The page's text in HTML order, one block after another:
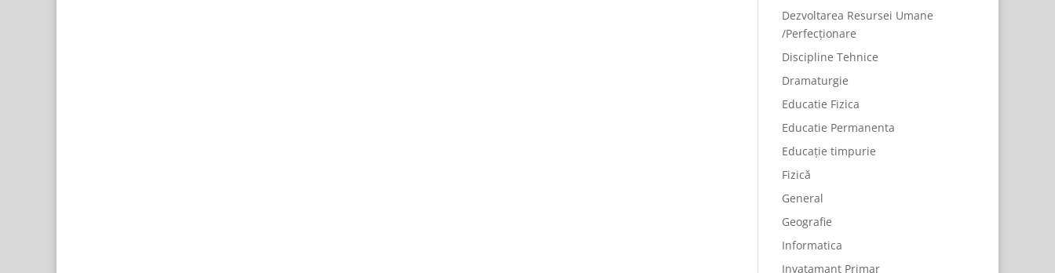
Dezvoltarea Resursei Umane
/Perfecționare
Discipline Tehnice
Dramaturgie
Educatie Fizica
Educatie Permanenta
Educație timpurie
Fizică
General
Geografie
Informatica
Invatamant Primar